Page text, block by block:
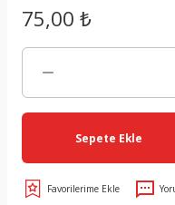
75,00 ₺
Sepete Ekle